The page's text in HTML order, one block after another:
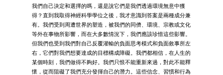
我們自己決定和選擇的嗎，還是說它們是我們透過環境無意中獲
得？直到我取得神經科學學位之後，我才意識到答案是兩種成分兼
有。我們受到周遭世界的塑造，被我們的同儕、環境、宗教或文化
等外在事物所影響，而在大多數情況下，我們應該珍惜這些影響。
但我們也受到我們對自己反覆灌輸的負面思考模式和負面敘事所左
右，它們對我們想要達成的目標構成障礙。我們都相信，在人生的
某個時刻，我們做得不夠好。我們只恨不能重新來過，對此不能釋
懷，從而阻礙了我們充分發揮自己的潛力。這些信念、習慣和行為